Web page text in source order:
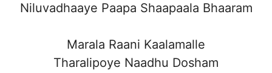
Niluvadhaaye Paapa Shaapaala Bhaaram
Marala Raani Kaalamalle
Tharalipoye Naadhu Dosham